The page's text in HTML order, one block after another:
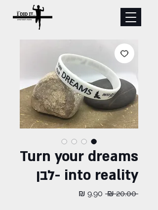
Turn your dreams
into reality -לבן
‏20.00 ‏₪
מחיר